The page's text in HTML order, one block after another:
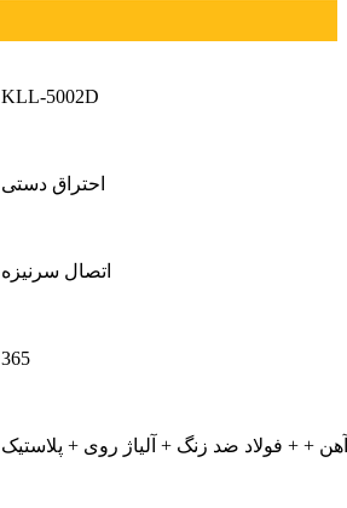
KLL-5002D
احتراق دستی
اتصال سرنیزه
365
آهن + + فولاد ضد زنگ + آلیاژ روی + پلاستیک